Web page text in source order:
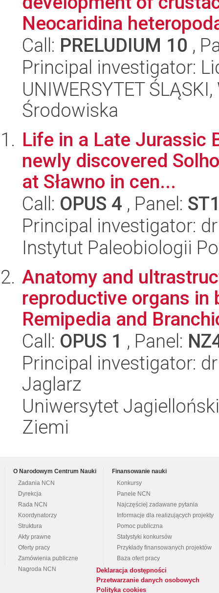
Neocaridina
Call: PRELUDIUM 10 ,
Principal investigator:
UNIWERSYTET
Środowiska
Life in a Late Jurassic
newly discovered
at Sławno in cen...
Call: OPUS 4 , Panel:
Principal investigator:
Instytut Paleobiologii
Anatomy and
reproductive organs in
Remipedia and
Call: OPUS 1 , Panel:
Principal investigator:
Jaglarz
Uniwersytet
Ziemi
O Narodowym Centrum Nauki
Zadania NCN
Dyrekcja
Rada NCN
Koordynatorzy
Struktura
Akty prawne
Oferty pracy
Zamówienia publiczne
Nagroda NCN
Finansowanie nauki
Konkursy
Panele NCN
Najczęściej zadawane pytania
Informacje dla realizujących projekty
Pomoc publiczna
Statystyki konkursów
Przykłady finansowanych projektów
Baza ofert pracy
Deklaracja dostępności
Przetwarzanie danych osobowych
Polityka cookies